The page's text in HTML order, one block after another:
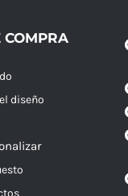
diseño